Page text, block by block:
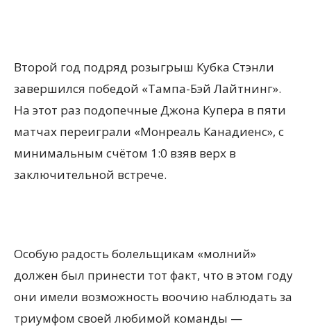
Второй год подряд розыгрыш Кубка Стэнли
завершился победой «Тампа-Бэй Лайтнинг».
На этот раз подопечные Джона Купера в пяти
матчах переиграли «Монреаль Канадиенс», с
минимальным счётом 1:0 взяв верх в
заключительной встрече.
Особую радость болельщикам «молний»
должен был принести тот факт, что в этом году
они имели возможность воочию наблюдать за
триумфом своей любимой команды —